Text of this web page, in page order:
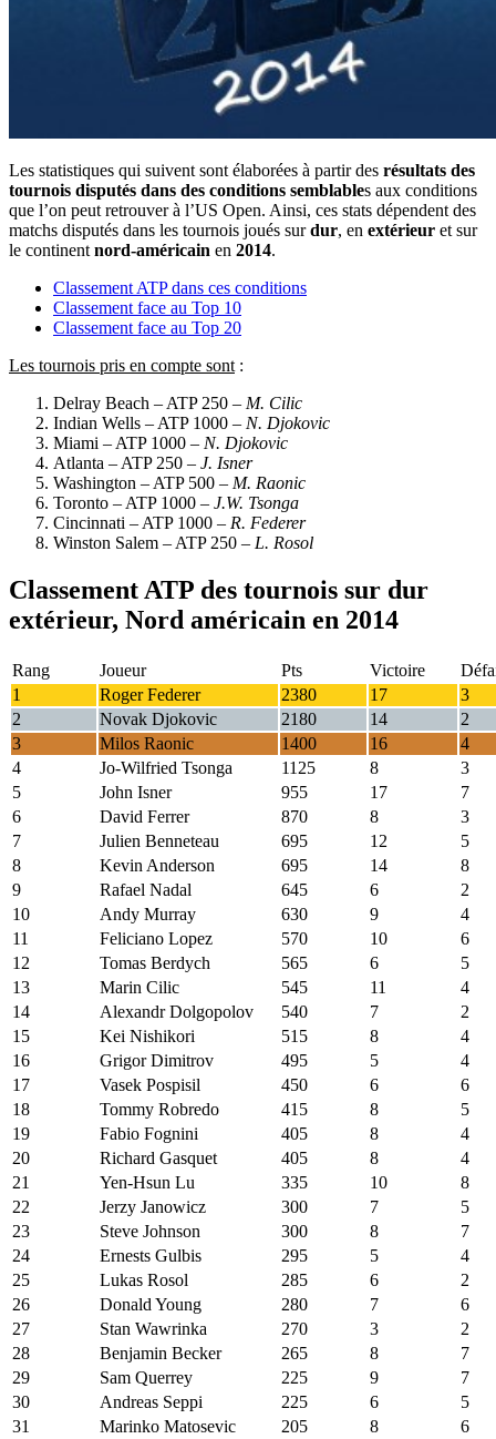
Les statistiques qui suivent sont élaborées à partir des résultats des
tournois disputés dans des conditions semblables aux conditions
que l’on peut retrouver à l’US Open. Ainsi, ces stats dépendent des
matchs disputés dans les tournois joués surdur, en extérieur et sur
le continent nord-américain en 2014.
Classement ATP dans ces conditions
Classement face au Top 10
Classement face au Top 20
Les tournois pris en compte sont :
Delray Beach – ATP 250 – M. Cilic
Indian Wells – ATP 1000 – N. Djokovic
Miami – ATP 1000 – N. Djokovic
Atlanta – ATP 250 – J. Isner
Washington – ATP 500 – M. Raonic
Toronto – ATP 1000 – J.W. Tsonga
Cincinnati – ATP 1000 – R. Federer
Winston Salem – ATP 250 – L. Rosol
Classement ATP des tournois sur dur
extérieur, Nord américain en 2014
Rang Joueur Pts Victoire
1
Roger Federer 2380 17
3
2
Novak Djokovic 2180 14
2
3
Milos Raonic 1400 16
4
4
Jo-Wilfried Tsonga 1125 8
3
5
John Isner 955 17
7
6
David Ferrer 870 8
3
7
Julien Benneteau 695 12
5
8
Kevin Anderson 695 14
8
9
Rafael Nadal 645 6
2
10
Andy Murray 630 9
4
11
Feliciano Lopez 570 10
6
12
Tomas Berdych 565 6
5
13
Marin Cilic 545 11
4
14
Alexandr Dolgopolov 540 7
2
15
Kei Nishikori 515 8
4
16
Grigor Dimitrov 495 5
4
17
Vasek Pospisil 450 6
6
18
Tommy Robredo 415 8
5
19
Fabio Fognini 405 8
4
20
Richard Gasquet 405 8
4
21
Yen-Hsun Lu 335 10
8
22
Jerzy Janowicz 300 7
5
23
Steve Johnson 300 8
7
24
Ernests Gulbis 295 5
4
25
Lukas Rosol 285 6
2
26
Donald Young 280 7
6
27
Stan Wawrinka 270 3
2
28
Benjamin Becker 265 8
7
29
Sam Querrey 225 9
7
30
Andreas Seppi 225 6
5
31
Marinko Matosevic 205 8
6